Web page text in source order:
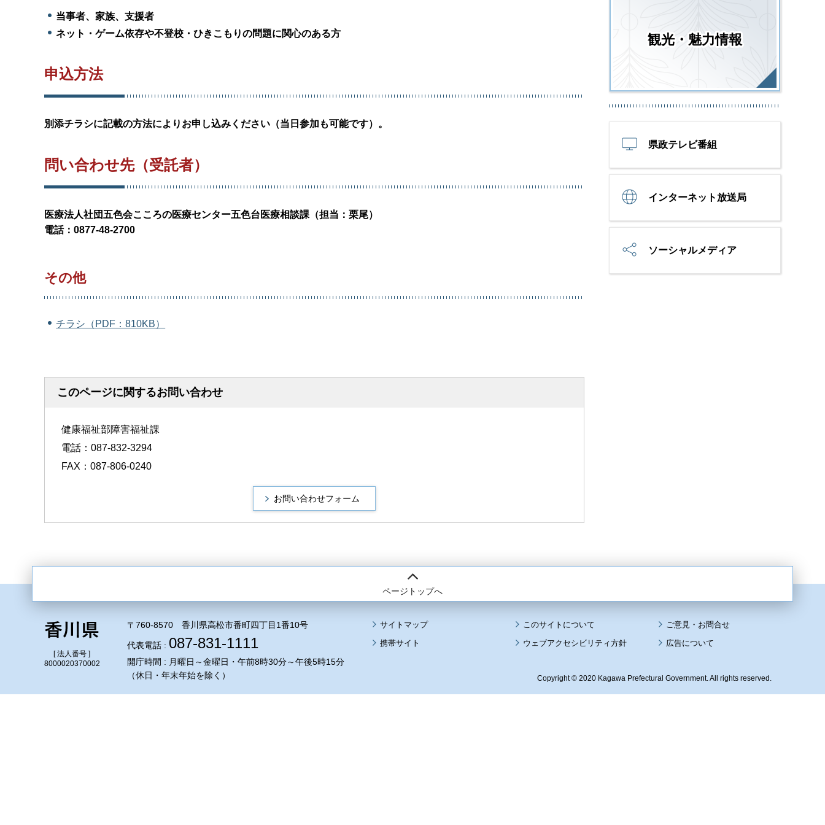
当事者、家族、支援者
ネット・ゲーム依存や不登校・ひきこもりの問題に関心のある方
申込方法
別添チラシに記載の方法によりお申し込みください（当日参加も可能です）。
問い合わせ先（受託者）
医療法人社団五色会こころの医療センター五色台医療相談課（担当：栗尾）
電話：0877-48-2700
その他
チラシ（PDF：810KB）
このページに関するお問い合わせ
健康福祉部障害福祉課
電話：087-832-3294
FAX：087-806-0240
観光・魅力情報
県政テレビ番組
インターネット放送局
ソーシャルメディア
ページトップへ
[ 法人番号 ]
8000020370002
〒760-8570 香川県高松市番町四丁目1番10号
代表電話 : 087-831-1111
開庁時間 : 月曜日～金曜日・午前8時30分～午後5時15分
（休日・年末年始を除く）
サイトマップ
このサイトについて
携帯サイト
ウェブアクセシビリティ方針 広告について
Copyright © 2020 Kagawa Prefectural Government. All rights reserved.